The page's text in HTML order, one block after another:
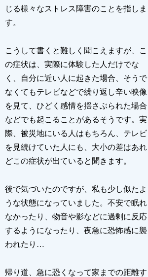
じる様々なストレス障害のことを指しま
す。
こうして書くと難しく聞こえますが、こ
の症状は、実際に体験した人だけでな
く、自分に近い人に起きた場合、そうで
なくてもテレビなどで繰り返し辛い映像
を見て、ひどく感情を揺さぶられた場合
などでも起こることがあるそうです。実
際、被災地にいる人はもちろん、テレビ
を見続けていた人にも、大小の差はあれ
どこの症状が出ていると聞きます。
後で気づいたのですが、私も少し似たよ
うな状態になっていました。不安で眠れ
なかったり、物音や影などに過剰に反応
するようになったり、夜急に恐怖感に襲
われたり…
帰り道、急に恐くなって家までの距離す